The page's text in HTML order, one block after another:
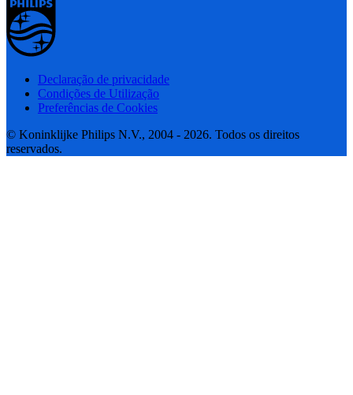
Declaração de privacidade
Condições de Utilização
Preferências de Cookies
© Koninklijke Philips N.V., 2004 - 2026. Todos os direitos
reservados.